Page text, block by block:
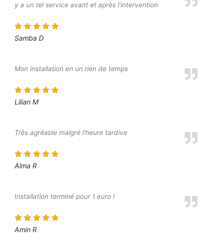
y a un tel service avant et après l'intervention
Samba D
Mon installation en un rien de temps
Lilian M
Très agréable malgré l'heure tardive
Alma R
Installation terminé pour 1 euro !
Amin R